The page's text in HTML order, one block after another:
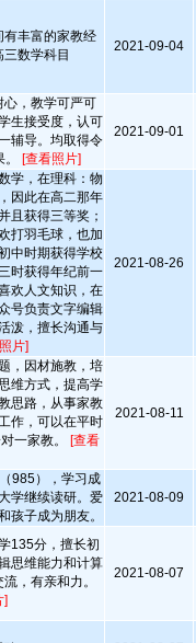
丰富的家教经
数学科目
2021-09-04
，教学可严可
生接受度，认可
辅导。均取得令
[查看照片]
2021-09-01
学，在理科：物
因此在高二那年
且获得三等奖；
打羽毛球，也加
中时期获得学校
时获得年纪前一
欢人文知识，在
号负责文字编辑
泼，擅长沟通与
片]
2021-08-26
，因材施教，培
维方式，提高学
思路，从事家教
作，可以在平时
一家教。
[查看
2021-08-11
985），学习成
学继续读研。爱
孩子成为朋友。
2021-08-09
135分，擅长初
思维能力和计算
，有亲和力。
]
2021-08-07